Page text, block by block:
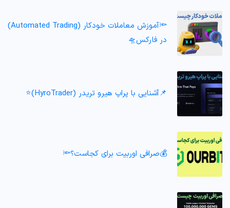
🔦آموزش معاملات خودکار (Automated Trading)
در فارکس🛸
📌آشنایی با پراپ هیرو تریدر (HyroTrader)⭐️
💰صرافی اوربیت برای کجاست؟🔦